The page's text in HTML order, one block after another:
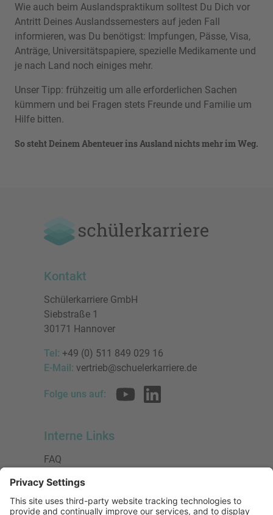
Wie auch beim Auslandspraktikum solltest Du Dich vor
Antritt Deines Auslandssemesters auf jeden Fall
informieren, was Du benötigst: Impfungen, Pässe, Visa,
Anträge, Universitätspapiere, spezielle Medikamente und
je nach Land noch einiges mehr.
Unser Tipp: frühzeitig um alle erforderlichen Sachen
kümmern und bei Fragen stets Freunde und Familie um
Hilfe bitten.
So steht Deinem Abenteuer ins Ausland nichts mehr im Weg.
Kontakt
Schülerkarriere GmbH
Siebstraße 1
30171 Hannover
Tel: +49 (0) 511 849 029 16
E-Mail: vertrieb@schuelerkarriere.de
Folge uns auf:
Interne Links
FAQ
Datenschutzerklärung
Impressum